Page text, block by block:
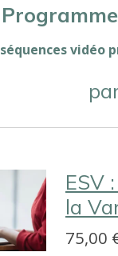
séquences vidéo
ESV
la
75,00